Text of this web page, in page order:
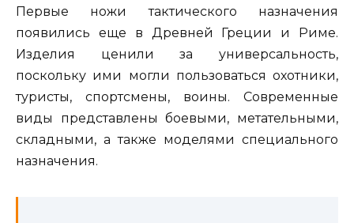
Первые ножи тактического назначения
появились еще в Древней Греции и Риме.
Изделия ценили за универсальность,
поскольку ими могли пользоваться охотники,
туристы, спортсмены, воины. Современные
виды представлены боевыми, метательными,
складными, а также моделями специального
назначения.